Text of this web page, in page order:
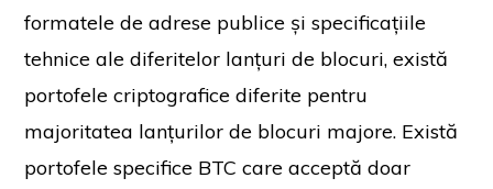
formatele de adrese publice și specificațiile
tehnice ale diferitelor lanțuri de blocuri, există
portofele criptografice diferite pentru
majoritatea lanțurilor de blocuri majore. Există
portofele specifice BTC care acceptă doar